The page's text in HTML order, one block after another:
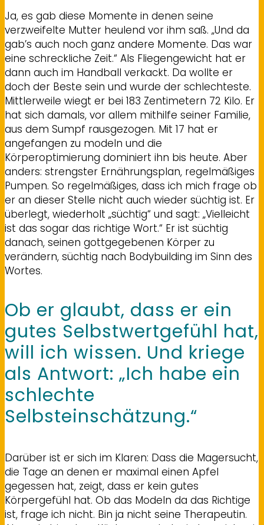
Ja, es gab diese Momente in denen seine
verzweifelte Mutter heulend vor ihm saß. „Und da
gab’s auch noch ganz andere Momente. Das war
eine schreckliche Zeit.“ Als Fliegengewicht hat er
dann auch im Handball verkackt. Da wollte er
doch der Beste sein und wurde der schlechteste.
Mittlerweile wiegt er bei 183 Zentimetern 72 Kilo. Er
hat sich damals, vor allem mithilfe seiner Familie,
aus dem Sumpf rausgezogen. Mit 17 hat er
angefangen zu modeln und die
Körperoptimierung dominiert ihn bis heute. Aber
anders: strengster Ernährungsplan, regelmäßiges
Pumpen. So regelmäßiges, dass ich mich frage ob
er an dieser Stelle nicht auch wieder süchtig ist. Er
überlegt, wiederholt „süchtig“ und sagt: „Vielleicht
ist das sogar das richtige Wort.“ Er ist süchtig
danach, seinen gottgegebenen Körper zu
verändern, süchtig nach Bodybuilding im Sinn des
Wortes.
Ob er glaubt, dass er ein
gutes Selbstwertgefühl hat,
will ich wissen. Und kriege
als Antwort: „Ich habe ein
schlechte
Selbsteinschätzung.“
Darüber ist er sich im Klaren: Dass die Magersucht,
die Tage an denen er maximal einen Apfel
gegessen hat, zeigt, dass er kein gutes
Körpergefühl hat. Ob das Modeln da das Richtige
ist, frage ich nicht. Bin ja nicht seine Therapeutin.